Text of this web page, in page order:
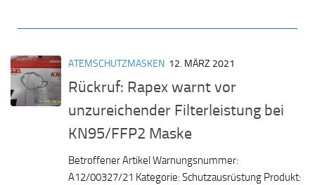
ATEMSCHUTZMASKEN 12. MÄRZ 2021
Rückruf: Rapex warnt vor
unzureichender Filterleistung bei
KN95/FFP2 Maske
Betroffener Artikel Warnungsnummer:
A12/00327/21 Kategorie: Schutzausrüstung Produkt: